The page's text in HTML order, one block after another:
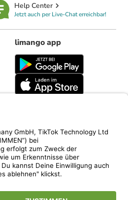
Help Center
Jetzt auch per Live-Chat erreichbar!
limango app
limango.nl limango.pl